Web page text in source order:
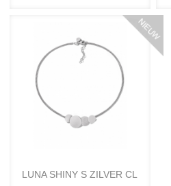
LUNA SHINY S ZILVER CL